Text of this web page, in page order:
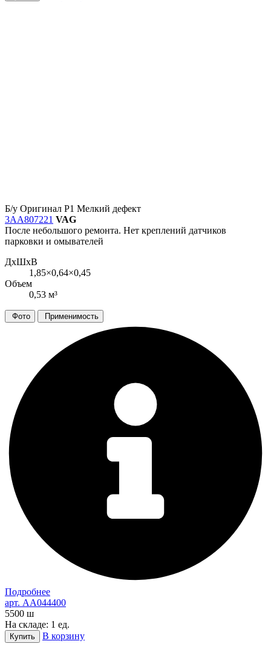
Б/у Оригинал Р1 Мелкий дефект
3AA807221 VAG
После небольшого ремонта. Нет креплений датчиков
парковки и омывателей
ДxШxВ
1,85×0,64×0,45
Объем
0,53 м³
Фото Применимость
Подробнее
арт. AA044400
5500 ш
На складе: 1 ед.
Купить В корзину